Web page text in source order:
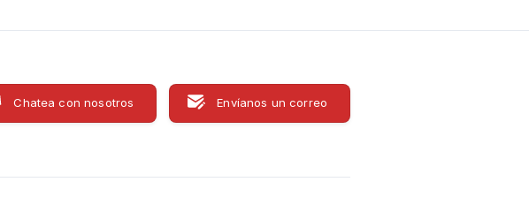
Chatea con nosotros Envíanos un correo